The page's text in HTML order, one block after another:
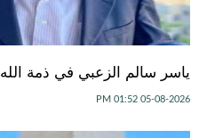
ياسر سالم الزعبي في ذمة الله
05-08-2026 01:52 PM